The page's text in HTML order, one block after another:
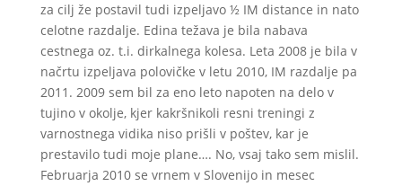
za cilj že postavil tudi izpeljavo ½ IM distance in nato
celotne razdalje. Edina težava je bila nabava
cestnega oz. t.i. dirkalnega kolesa. Leta 2008 je bila v
načrtu izpeljava polovičke v letu 2010, IM razdalje pa
2011. 2009 sem bil za eno leto napoten na delo v
tujino v okolje, kjer kakršnikoli resni treningi z
varnostnega vidika niso prišli v poštev, kar je
prestavilo tudi moje plane…. No, vsaj tako sem mislil.
Februarja 2010 se vrnem v Slovenijo in mesec